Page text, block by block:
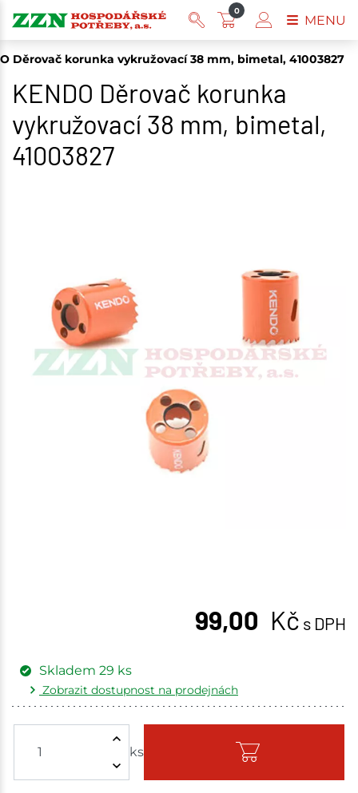
Děrovač korunka vykružovací 38 mm, bimetal, 41003827
KENDO Děrovač korunka
vykružovací 38 mm, bimetal,
41003827
99,00 Kč s DPH
ks
Skladem 29 ks
Zobrazit dostupnost na prodejnách
Skladem - ihned k odeslání
Velká Bíteš 2 ks
0
MENU